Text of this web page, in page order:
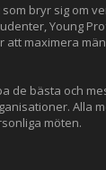
bryr sig om
Young
att maximera
de bästa och
Alla
möten.